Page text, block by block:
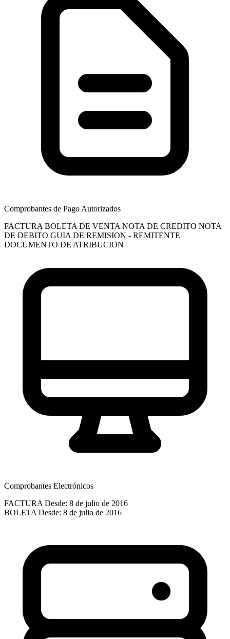
Comprobantes de Pago Autorizados
FACTURA BOLETA DE VENTA NOTA DE CREDITO NOTA
DE DEBITO GUIA DE REMISION - REMITENTE
DOCUMENTO DE ATRIBUCION
Comprobantes Electrónicos
FACTURA Desde: 8 de julio de 2016
BOLETA Desde: 8 de julio de 2016